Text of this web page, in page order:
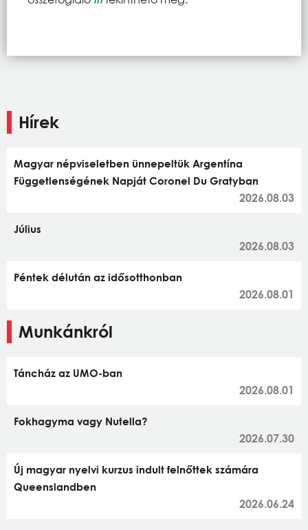
Hírek
Magyar népviseletben ünnepeltük Argentína
Függetlenségének Napját Coronel Du Gratyban
2026.08.03
Július
2026.08.03
Péntek délután az idősotthonban
2026.08.01
Munkánkról
Táncház az UMO-ban
2026.08.01
Fokhagyma vagy Nutella?
2026.07.30
Új magyar nyelvi kurzus indult felnőttek számára
Queenslandben
2026.06.24